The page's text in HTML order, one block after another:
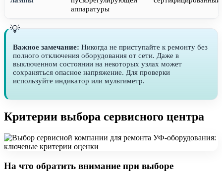
аппаратуры
Важное замечание: Никогда не приступайте к ремонту без
полного отключения оборудования от сети. Даже в
выключенном состоянии на некоторых узлах может
сохраняться опасное напряжение. Для проверки
используйте индикатор или мультиметр.
Критерии выбора сервисного центра
На что обратить внимание при выборе